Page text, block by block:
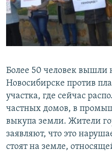
Все сайты РСЕ/РС
Более 50 человек вышли
Новосибирске против
участка, где сейчас
частных домов, в
выкупа земли. Жители
заявляют, что это
стоят на земле,